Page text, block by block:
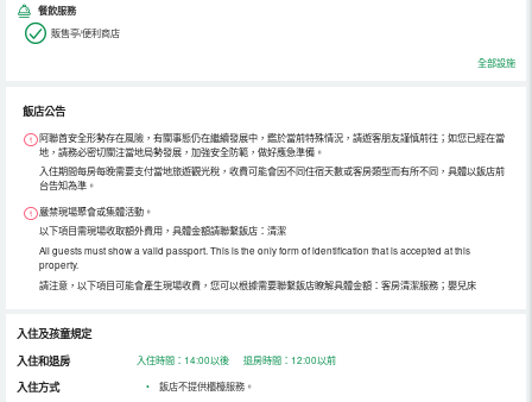
餐飲服務
販售亭/便利商店
全部設施
飯店公告
阿聯酋安全形勢存在風險，有關事態仍在繼續發展中，鑑於當前特殊情況，請遊客朋友謹慎前往；如您已經在當
地，請務必密切關注當地局勢發展，加強安全防範，做好應急準備。
入住期間每房每晚需要支付當地旅遊觀光稅，收費可能會因不同住宿天數或客房類型而有所不同，具體以飯店前
台告知為準。
嚴禁現場聚會或集體活動。
以下項目需現場收取額外費用，具體金額請聯繫飯店：清潔
All guests must show a valid passport. This is the only form of identification that is accepted at this
property.
請注意，以下項目可能會產生現場收費，您可以根據需要聯繫飯店瞭解具體金額：客房清潔服務；嬰兒床
入住及孩童規定
入住和退房
入住時間：14:00以後 退房時間：12:00以前
入住方式 • 飯店不提供櫃檯服務。